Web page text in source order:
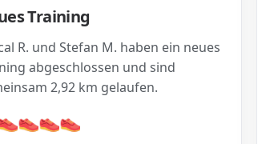
Training
R. und Stefan M. haben ein neues
abgeschlossen und sind
2,92 km gelaufen.
👟
👟👟
👟👟
👟